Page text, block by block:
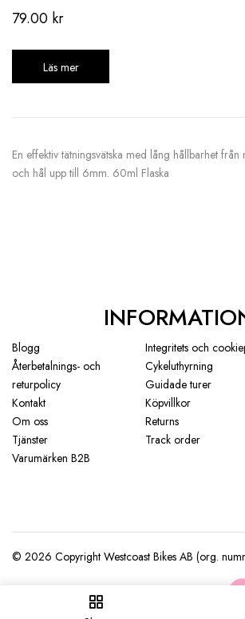
79.00 kr
Läs mer
En effektiv tätningsvätska med lång hållbarhet från
och hål upp till 6mm. 60ml Flaska
Blogg
Integritets och
Återbetalnings- och
returpolicy
Cykeluthyrning
Guidade turer
Kontakt
Köpvillkor
Om oss
Returns
Tjänster
Track order
Varumärken B2B